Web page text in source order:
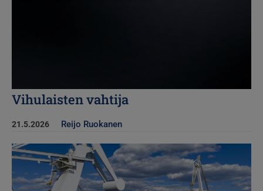
Vihulaisten vahtija
21.5.2026 Reijo Ruokanen
Kuva